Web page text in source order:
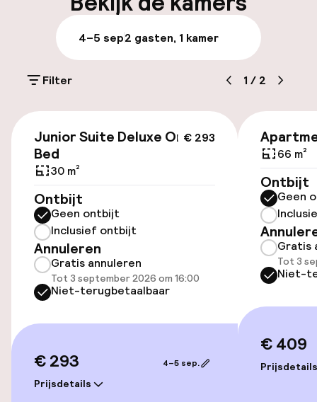
Parkeren & mobiliteit
Parkeergelegenheid op eigen terrein
(buiten)
Parkeerservice
Openbaar parkeren
Luchthavenshuttle
Transferservice
Toegankelijkheid
Zwemmen & wellness
4–5 sep2 gasten, 1 kamer
Filter 1 / 2
€ 293
Junior Suite Deluxe One
Bed
30 m²
Ontbijt
Geen ontbijt
Inclusief ontbijt
Annuleren
Gratis annuleren
Tot 3 september 2026 om 16:00
Niet-terugbetaalbaar
€ 293
Prijsdetails
4–5 sep.
66 m²
Ontbijt
Geen
Gratis
Tot 3
Niet-
€ 409
Prijsdetails